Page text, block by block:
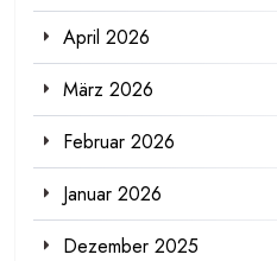
April 2026
März 2026
Februar 2026
Januar 2026
Dezember 2025